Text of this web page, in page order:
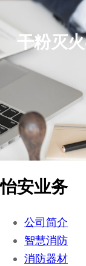
干粉灭
怡安业务
公司简介
智慧消防
消防器材